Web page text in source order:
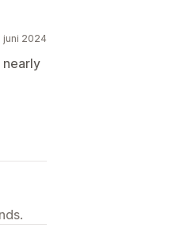
juni 2024
nearly